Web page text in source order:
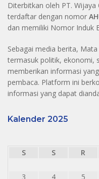
Diterbitkan oleh PT.
terdaftar dengan nomor
dan memiliki Nomor Induk
Sebagai media berita,
termasuk politik, ekonomi,
memberikan informasi
pembaca. Platform ini
informasi yang dapat
Kalender 2025
S
S R
3
4 5